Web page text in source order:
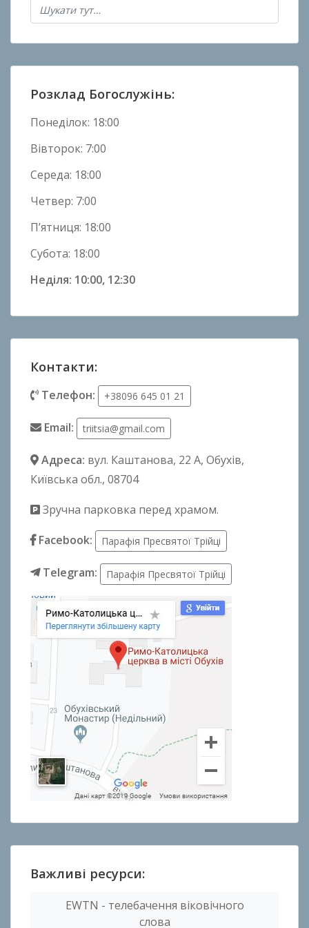
о
и
н
Розклад Богослужінь:
Понеділок: 18:00
Вівторок: 7:00
Середа: 18:00
Четвер: 7:00
П’ятниця: 18:00
Субота: 18:00
Неділя: 10:00, 12:30
Контакти:
Телефон: +38096 645 01 21
Email: triitsia@gmail.com
Адреса: вул. Каштанова, 22 А, Обухів,
Київська обл., 08704
Зручна парковка перед храмом.
Facebook:
Парафія Пресвятої Трійці
Telegram: Парафія Пресвятої Трійці
Важливі ресурси:
EWTN - телебачення віковічного
слова